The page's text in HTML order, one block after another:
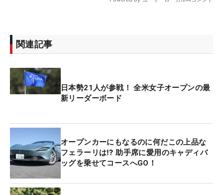
関連記事
日本勢21人が参戦！ 全米女子オープンの最
新リーダーボード
オープンカーにもなるのに何だこの上品な
フェラーリは⁉ 助手席に愛用のキャディバ
ッグを乗せてコースへGO！